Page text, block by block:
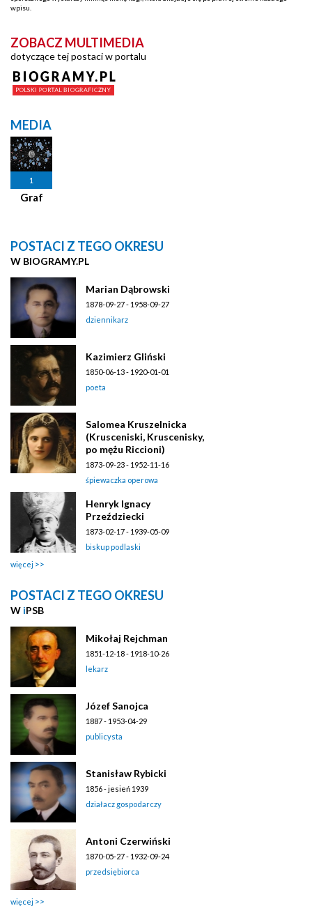
wpisu.
ZOBACZ MULTIMEDIA
dotyczące tej postaci w portalu
MEDIA
1
Graf
POSTACI Z TEGO OKRESU
W BIOGRAMY.PL
Marian Dąbrowski
1878-09-27 - 1958-09-27
dziennikarz
Kazimierz Gliński
1850-06-13 - 1920-01-01
poeta
Salomea Kruszelnicka
(Krusceniski, Kruscenisky,
po mężu Riccioni)
1873-09-23 - 1952-11-16
śpiewaczka operowa
Henryk Ignacy
Przeździecki
1873-02-17 - 1939-05-09
biskup podlaski
więcej
POSTACI Z TEGO OKRESU
W iPSB
Mikołaj Rejchman
1851-12-18 - 1918-10-26
lekarz
Józef Sanojca
1887 - 1953-04-29
publicysta
Stanisław Rybicki
1856 - jesień 1939
działacz gospodarczy
Antoni Czerwiński
1870-05-27 - 1932-09-24
przedsiębiorca
więcej